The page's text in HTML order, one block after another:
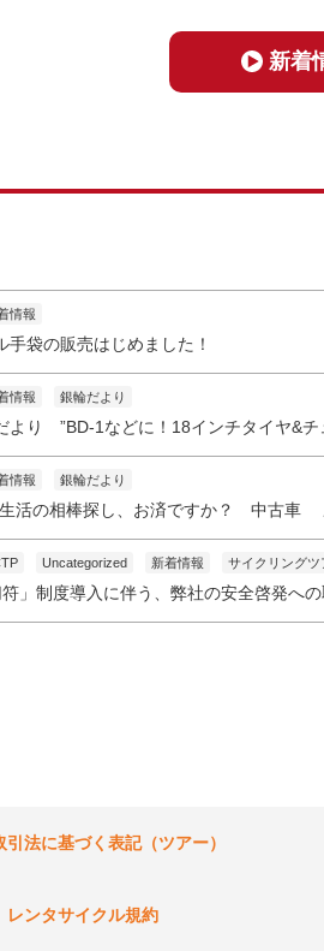
新着
情報
手袋の販売はじめました！
情報 銀輪だより
より ”BD-1などに！18インチタイヤ&チ
情報 銀輪だより
活の相棒探し、お済ですか？ 中古車
Uncategorized 新着情報 サイクリングツ
」制度導入に伴う、弊社の安全啓発へ
引法に基づく表記（ツアー）
レンタサイクル規約